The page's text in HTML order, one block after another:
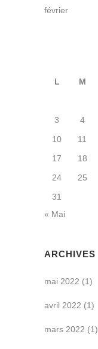
février
L M
3
4
10
11
17
18
24
25
31
« Mai
ARCHIVES
mai 2022 (1)
avril 2022 (1)
mars 2022 (1)